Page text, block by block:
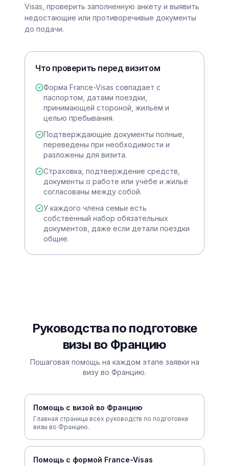
Visas, проверить заполненную анкету и выявить
недостающие или противоречивые документы
до подачи.
Что проверить перед визитом
Форма France-Visas совпадает с
паспортом, датами поездки,
принимающей стороной, жильём и
целью пребывания.
Подтверждающие документы полные,
переведены при необходимости и
разложены для визита.
Страховка, подтверждение средств,
документы о работе или учёбе и жильё
согласованы между собой.
У каждого члена семьи есть
собственный набор обязательных
документов, даже если детали поездки
общие.
Руководства по подготовке
визы во Францию
Пошаговая помощь на каждом этапе заявки на
визу во Францию.
Помощь с визой во Францию
Главная страница всех руководств по подготовке
визы во Францию.
Помощь с формой France-Visas